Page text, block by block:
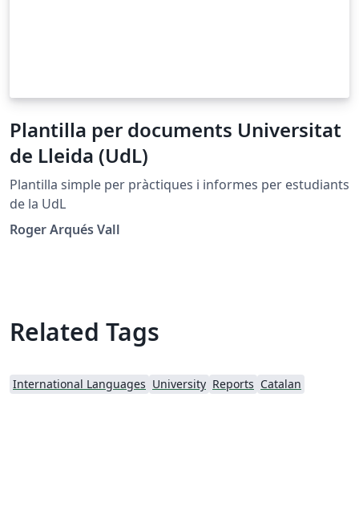
Plantilla per documents Universitat
de Lleida (UdL)
Plantilla simple per pràctiques i informes per estudiants
de la UdL
Roger Arqués Vall
Related Tags
International Languages University Reports Catalan